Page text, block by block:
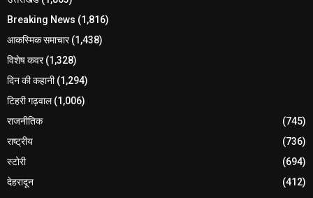
Breaking News (1,816)
आकस्मिक समाचार(1,438)
विशेष कवर(1,328)
दिन की कहानी(1,294)
टिहरी गढ़वाल(1,006)
राजनीतिक
(745)
राष्ट्रीय
(736)
स्टोरी
(694)
देहरादून
(412)